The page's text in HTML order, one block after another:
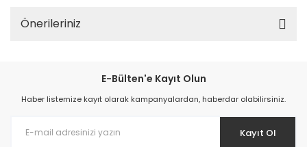
Önerileriniz
E-Bülten'e Kayıt Olun
Haber listemize kayıt olarak kampanyalardan, haberdar olabilirsiniz.
Kayıt Ol